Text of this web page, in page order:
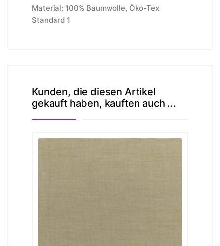
Material: 100% Baumwolle, Öko-Tex
Standard 1
Kunden, die diesen Artikel
gekauft haben, kauften auch ...